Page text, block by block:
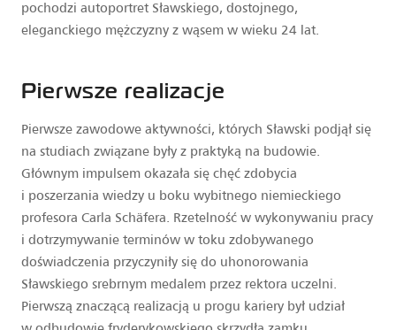
pochodzi autoportret Sławskiego, dostojnego,
eleganckiego mężczyzny z wąsem w wieku 24 lat.
Pierwsze realizacje
Pierwsze zawodowe aktywności, których Sławski podjął się
na studiach związane były z praktyką na budowie.
Głównym impulsem okazała się chęć zdobycia
i poszerzania wiedzy u boku wybitnego niemieckiego
profesora Carla Schäfera. Rzetelność w wykonywaniu pracy
i dotrzymywanie terminów w toku zdobywanego
doświadczenia przyczyniły się do uhonorowania
Sławskiego srebrnym medalem przez rektora uczelni.
Pierwszą znaczącą realizacją u progu kariery był udział